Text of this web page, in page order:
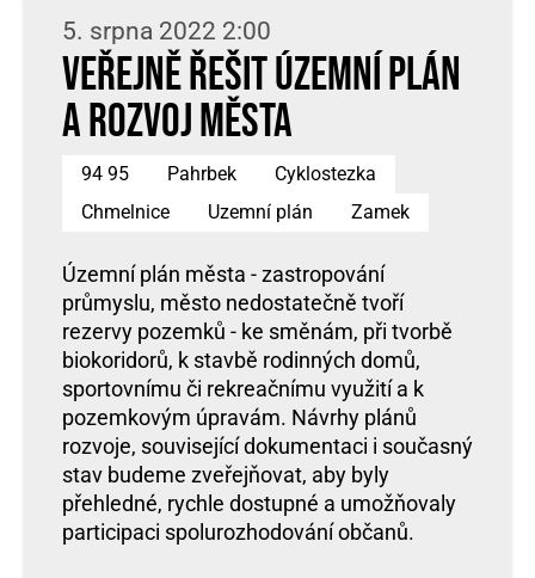
5. srpna 2022 2:00
Veřejně řešit územní plán
a rozvoj města
94 95 Pahrbek
Cyklostezka
Chmelnice
Uzemní plán Zamek
Územní plán města - zastropování
průmyslu, město nedostatečně tvoří
rezervy pozemků - ke směnám, při tvorbě
biokoridorů, k stavbě rodinných domů,
sportovnímu či rekreačnímu využití a k
pozemkovým úpravám. Návrhy plánů
rozvoje, související dokumentaci i současný
stav budeme zveřejňovat, aby byly
přehledné, rychle dostupné a umožňovaly
participaci spolurozhodování občanů.